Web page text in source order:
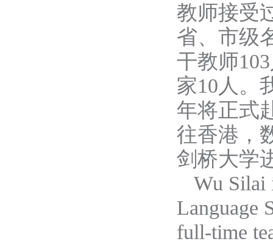
教师接受
省、 市级
干教师
家10人 。
年将正式
往香港 ，
剑桥大学
Wu Silai
Language
full-time